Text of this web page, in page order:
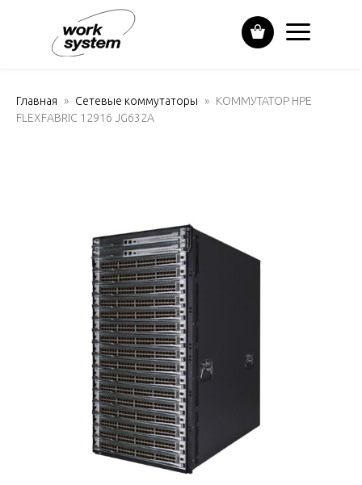
Главная Сетевые коммутаторы
КОММУТАТОР HPE
FLEXFABRIC 12916 JG632A